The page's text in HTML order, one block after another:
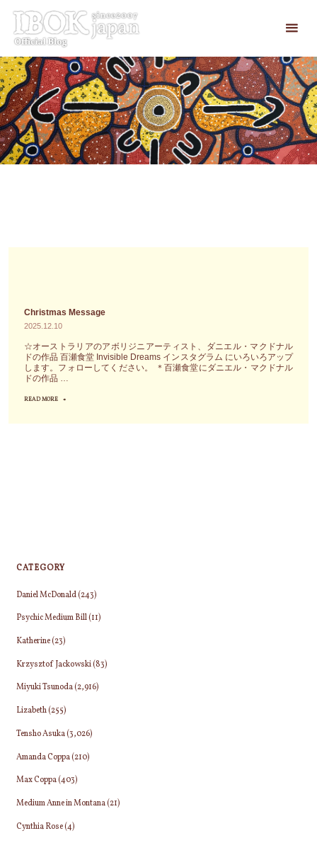
ツ
へ
ス
キ
ッ
プ
Christmas Message
2025.12.10
☆オーストラリアのアボリジニアーティスト、ダニエル・マクドナル
ドの作品 百瀬食堂 Invisible Dreams インスタグラム にいろいろアップ
します。フォローしてください。 ＊百瀬食堂にダニエル・マクドナル
ドの作品 …
READ MORE "Christmas
CATEGORY
Daniel McDonald(243)
Psychic Medium Bill(11)
Katherine(23)
Krzysztof Jackowski(83)
Miyuki Tsunoda(2,916)
Lizabeth(255)
Tensho Asuka(3,026)
Amanda Coppa(210)
Max Coppa(403)
Medium Anne in Montana(21)
Cynthia Rose(4)